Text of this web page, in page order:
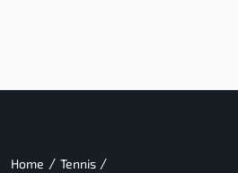
Home / Tennis /